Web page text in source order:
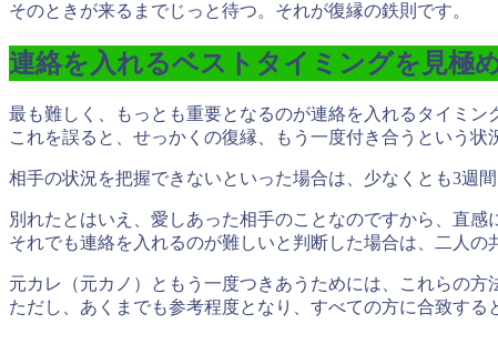
そのときが来るまでじっと待つ。 それが復縁の鉄則です。
連絡を入れるベストタイミングを見極
最も難しく、もっとも重要となるのが連絡を入れるタイミン
これを誤ると、せっかくの復縁、もう一度付き合うという状
相手の状況を把握できないといった場合は、少なくとも3週間
別れたとはいえ、愛しあった相手のことなのですから、直感
それでも連絡を入れるのが難しいと判断した場合は、二人
元カレ（元カノ）ともう一度つきあうためには、これらの方
ただし、あくまでも参考程度となり、すべての方に合致す